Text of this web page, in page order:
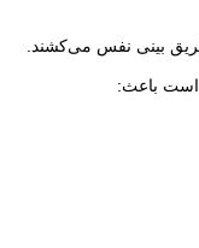
طریق بینی نفس می‌کشند.
است باعث: